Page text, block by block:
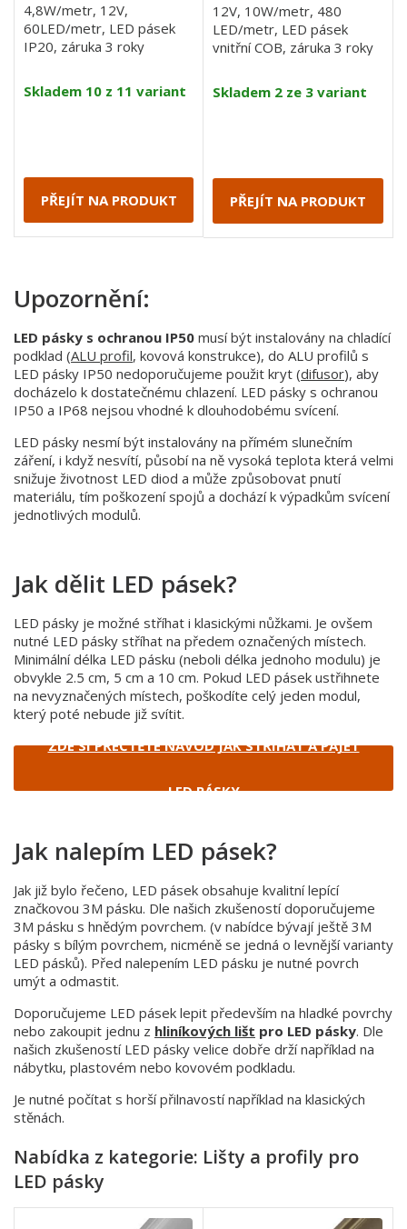
4,8W/metr, 12V,
60LED/metr, LED pásek
IP20, záruka 3 roky
Skladem 10 z 11 variant
PŘEJÍT NA PRODUKT
12V, 10W/metr, 480
LED/metr, LED pásek
vnitřní COB, záruka 3 roky
Skladem 2 ze 3 variant
PŘEJÍT NA PRODUKT
Upozornění:
LED pásky s ochranou IP50 musí být instalovány na chladící
podklad (ALU profil, kovová konstrukce), do ALU profilů s
LED pásky IP50 nedoporučujeme použit kryt (difusor), aby
docházelo k dostatečnému chlazení. LED pásky s ochranou
IP50 a IP68 nejsou vhodné k dlouhodobému svícení.
LED pásky nesmí být instalovány na přímém slunečním
záření, i když nesvítí, působí na ně vysoká teplota která velmi
snižuje životnost LED diod a může způsobovat pnutí
materiálu, tím poškození spojů a dochází k výpadkům svícení
jednotlivých modulů.
Jak dělit LED pásek?
LED pásky je možné stříhat i klasickými nůžkami. Je ovšem
nutné LED pásky stříhat na předem označených místech.
Minimální délka LED pásku (neboli délka jednoho modulu) je
obvykle 2.5 cm, 5 cm a 10 cm. Pokud LED pásek ustřihnete
na nevyznačených místech, poškodíte celý jeden modul,
který poté nebude již svítit.
ZDE SI PŘEČTĚTE NÁVOD JAK STŘÍHAT A PÁJET
LED PÁSKY
Jak nalepím LED pásek?
Jak již bylo řečeno, LED pásek obsahuje kvalitní lepící
značkovou 3M pásku. Dle našich zkušeností doporučujeme
3M pásku s hnědým povrchem. (v nabídce bývají ještě 3M
pásky s bílým povrchem, nicméně se jedná o levnější varianty
LED pásků). Před nalepením LED pásku je nutné povrch
umýt a odmastit.
Doporučujeme LED pásek lepit především na hladké povrchy
nebo zakoupit jednu z hliníkových lišt pro LED pásky. Dle
našich zkušeností LED pásky velice dobře drží například na
nábytku, plastovém nebo kovovém podkladu.
Je nutné počítat s horší přilnavostí například na klasických
stěnách.
Nabídka z kategorie: Lišty a profily pro
LED pásky